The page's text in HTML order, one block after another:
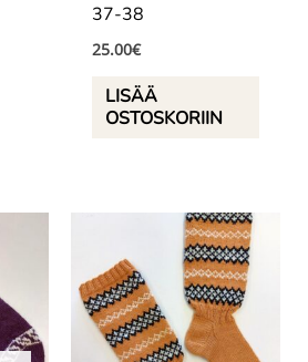
37-38
25.00€
LISÄÄ
OSTOSKORIIN